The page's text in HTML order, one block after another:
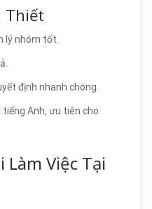
Thiết
lý nhóm tốt.
định nhanh chóng.
Anh, ưu tiên cho
Làm Việc Tại